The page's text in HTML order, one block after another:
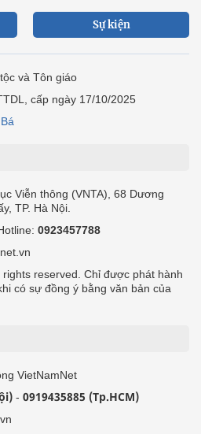
Sự kiện
và Tôn giáo
cấp ngày 17/10/2025
Viễn thông (VNTA), 68 Dương
TP. Hà Nội.
0923457788
reserved. Chỉ được phát hành
có sự đồng ý bằng văn bản của
VietNamNet
- 0919435885 (Tp.HCM)